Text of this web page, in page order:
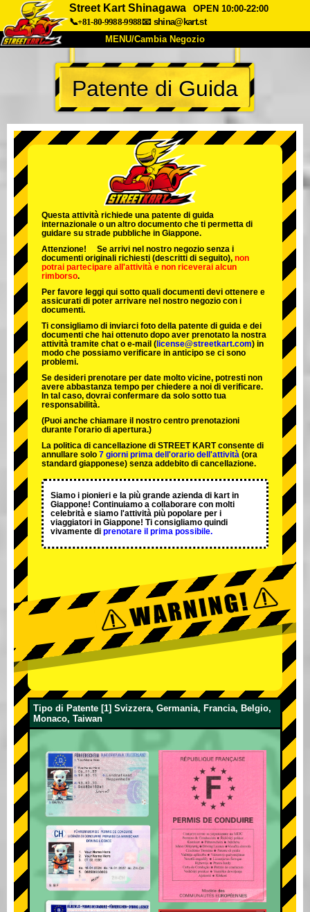
Street Kart Shinagawa
OPEN 10:00-22:00
📞+81-80-9988-9988📧 shina@kart.st
MENU/Cambia Negozio
INIZIO
Chi Siamo Specifiche Prezzo
Azienda Prenotazioni
Cambia Negozio
Tokyo Shinagawa
Tokyo Akihabara#2
Tokyo Shibuya Annex
Tokyo Asakusa Osaka
Okinawa
Patente di Guida
Questa attività richiede una patente di guida
internazionale o un altro documento che ti permetta di
guidare su strade pubbliche in Giappone.
Attenzione! Se arrivi nel nostro negozio senza i
documenti originali richiesti (descritti di seguito), non
potrai partecipare all'attività e non riceverai alcun
rimborso.
Per favore leggi qui sotto quali documenti devi ottenere e
assicurati di poter arrivare nel nostro negozio con i
documenti.
Ti consigliamo di inviarci foto della patente di guida e dei
documenti che hai ottenuto dopo aver prenotato la nostra
attività tramite chat o e-mail ( license@streetkart.com) in
modo che possiamo verificare in anticipo se ci sono
problemi.
Se desideri prenotare per date molto vicine, potresti non
avere abbastanza tempo per chiedere a noi di verificare.
In tal caso, dovrai confermare da solo sotto tua
responsabilità.
(Puoi anche chiamare il nostro centro prenotazioni
durante l'orario di apertura.)
La politica di cancellazione di STREET KART consente di
annullare solo 7 giorni prima dell'orario dell'attività (ora
standard giapponese) senza addebito di cancellazione.
Siamo i pionieri e la più grande azienda di kart in
Giappone! Continuiamo a collaborare con molti
celebrità e siamo l'attività più popolare per i
viaggiatori in Giappone! Ti consigliamo quindi
vivamente di prenotare il prima possibile.
Tipo di Patente [1] Svizzera, Germania, Francia, Belgio,
Monaco, Taiwan